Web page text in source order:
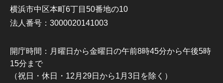
横浜市中区本町6丁目50番地の10
法人番号：3000020141003
開庁時間：月曜日から金曜日の午前8時45分から午後5時
15分まで
（祝日・休日・12月29日から1月3日を除く）